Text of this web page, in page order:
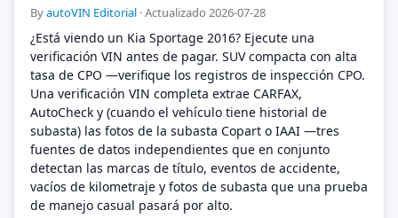
ByautoVIN Editorial ·Actualizado 2026-07-28
¿Está viendo un Kia Sportage 2016? Ejecute una
verificación VIN antes de pagar. SUV compacta con alta
tasa de CPO —verifique los registros de inspección CPO.
Una verificación VIN completa extrae CARFAX,
AutoCheck y (cuando el vehículo tiene historial de
subasta) las fotos de la subasta Copart o IAAI —tres
fuentes de datos independientes que en conjunto
detectan las marcas de título, eventos de accidente,
vacíos de kilometraje y fotos de subasta que una prueba
de manejo casual pasará por alto.